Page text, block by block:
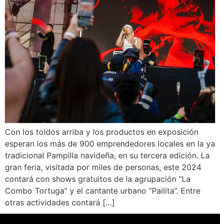
Con los toldos arriba y los productos en exposición
esperan los más de 900 emprendedores locales en la ya
tradicional Pampilla navideña, en su tercera edición. La
gran feria, visitada por miles de personas, este 2024
contará con shows gratuitos de la agrupación “La
Combo Tortuga” y el cantante urbano “Pailita”. Entre
otras actividades contará […]